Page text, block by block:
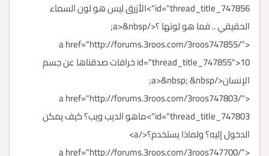
id="thread_title_747856">الأزرق ليس هو لون السماء
الحقيقي .. فما هو لونها ؟</a>&nbsp;
<a href="http://forums.3roos.com/3roos747855/"
id="thread_title_747855">10 خرافات صدقناها عن جسم
الإنسان</a>&nbsp; &nbsp;
<a href="http://forums.3roos.com/3roos747803/"
id="thread_title_747803">ماهو الديب ويب؟ كيف يمكن
الدخول إليه؟ ولماذا يستخدم؟</a>
<a href="http://forums.3roos.com/3roos747700/"